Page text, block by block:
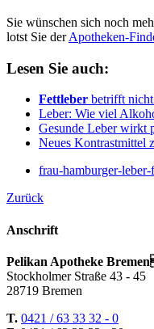
Sie wünschen sich noch
lotst Sie derApotheken-
Lesen Sie auch:
Fettleber betrifft
Leber: Wie viel
Gesunde Leber wirkt
Neues Kontrastmittel
frau-hamburger-
Zurück
Anschrift
Pelikan Apotheke
Stockholmer Straße 43 - 45
28719 Bremen
T. 0421 / 63 33 32 - 0